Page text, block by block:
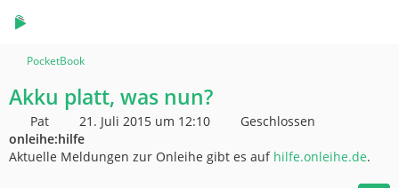
PocketBook
Akku platt, was nun?
Pat 21. Juli 2015 um 12:10
Geschlossen
onleihe:hilfe
Aktuelle Meldungen zur Onleihe gibt es auf hilfe.onleihe.de.